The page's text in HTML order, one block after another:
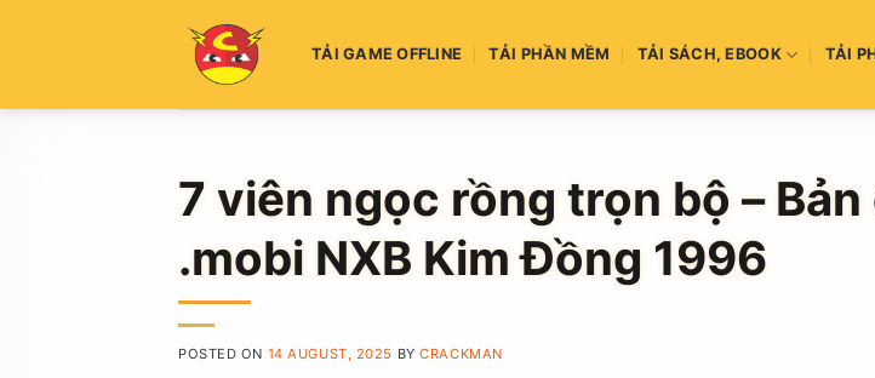
TẢI GAME OFFLINE TẢI PHẦN MỀM TẢI SÁCH, EBOOK TẢI
7 viên ngọc rồng trọn bộ –
.mobi NXB Kim Đồng 1996
POSTED ON 14 AUGUST, 2025 BYCRACKMAN